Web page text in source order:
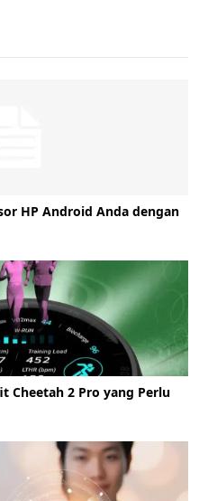
HP Android Anda dengan
Cheetah 2 Pro yang Perlu